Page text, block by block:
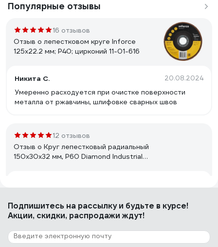
Популярные отзывы
16 отзывов
Отзыв о лепестковом круге Inforce
125x22.2 мм; P40; цирконий 11-01-616
Никита С. 20.08.2024
Умеренно расходуется при очистке поверхности
металла от ржавчины, шлифовке сварных швов
12 отзывов
Отзыв о Круг лепестковый радиальный
150x30x32 мм, P60 Diamond Industrial
37 отзывов
Отзыв о круге MATRIX 125х22.2 мм; P40
Подпишитесь на рассылкуи будьте в курсе!
Акции, скидки, распродажи ждут!